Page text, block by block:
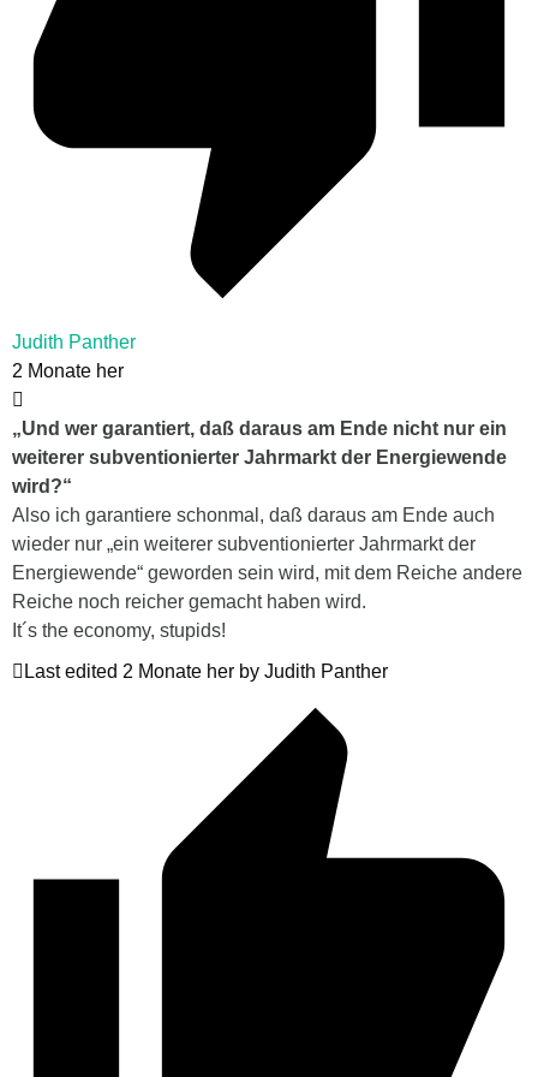
Judith Panther
2 Monate her
„Und wer garantiert, daß daraus am Ende nicht nur ein
weiterer subventionierter Jahrmarkt der Energiewende
wird?“
Also ich garantiere schonmal, daß daraus am Ende auch
wieder nur „ein weiterer subventionierter Jahrmarkt der
Energiewende“ geworden sein wird, mit dem Reiche andere
Reiche noch reicher gemacht haben wird.
It´s the economy, stupids!
Last edited 2 Monate her by Judith Panther